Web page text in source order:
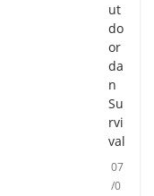
ut
do
or
da
n
Su
rvi
val
07
/0